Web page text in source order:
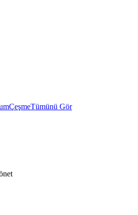
ÇeşmeTümünü Gör